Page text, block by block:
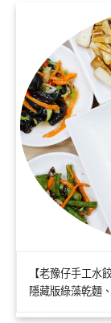
【老豫仔手工水
隱藏版綠藻乾麵